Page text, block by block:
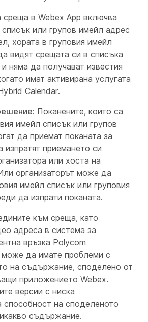
среща в Webex App включва
или групов имейл адрес
хората в груповия имейл
видят срещата си в списъка
няма да получават известия
имат активирана услугата
Calendar.
Поканените, които са
имейл списък или групов
да приемат поканата за
изпратят приемането си
или хоста на
организаторът може да
имейл списък или груповия
да изпрати поканата.
към среща, като
адреса в система за
връзка Polycom
може да имате проблеми с
на съдържание, споделено от
приложението Webex.
версии с ниска
способност на споделеното
съдържание.